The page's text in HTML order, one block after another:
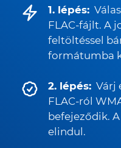
1. lépés:
FLAC-fájlt. A
feltöltéssel
formátumba
2. lépés: Várj
FLAC-ról
befejeződik.
elindul.